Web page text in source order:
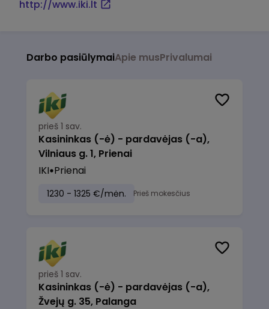
http://www.iki.lt
Darbo pasiūlymaiApie musPrivalumai
prieš 1 sav.
Kasininkas (-ė) - pardavėjas (-a),
Vilniaus g. 1, Prienai
IKI Prienai
1230 - 1325 €/mėn. Prieš mokesčius
prieš 1 sav.
Kasininkas (-ė) - pardavėjas (-a),
Žvejų g. 35, Palanga